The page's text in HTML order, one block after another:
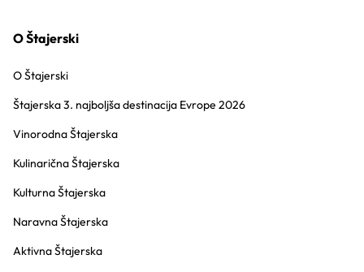
O Štajerski
O Štajerski
Štajerska 3. najboljša destinacija Evrope 2026
Vinorodna Štajerska
Kulinarična Štajerska
Kulturna Štajerska
Naravna Štajerska
Aktivna Štajerska